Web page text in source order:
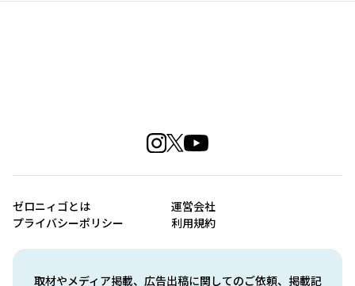
取材やメディア掲載、広告出稿に関してのご依頼、掲載記
ゼロニィゴとは
運営会社
プライバシーポリシー
利用規約